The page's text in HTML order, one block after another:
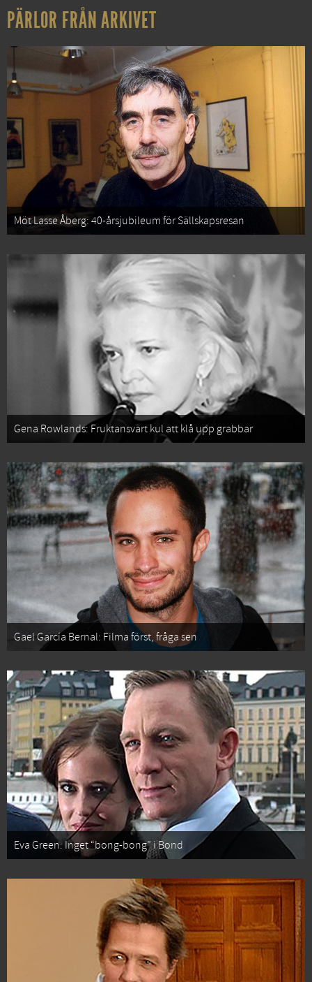
PÄRLOR FRÅN ARKIVET
Möt Lasse Åberg: 40-årsjubileum för Sällskapsresan
Gena Rowlands: Fruktansvärt kul att klå upp grabbar
Gael García Bernal: Filma först, fråga sen
Eva Green: Inget “bong-bong” i Bond